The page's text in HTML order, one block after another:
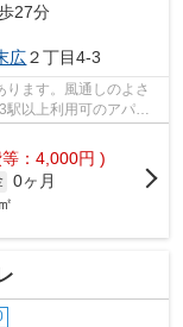
27分
広２丁目4-3
ます。風通しのよさ
以上利用可のアパー
：4,000円 )
0ヶ月